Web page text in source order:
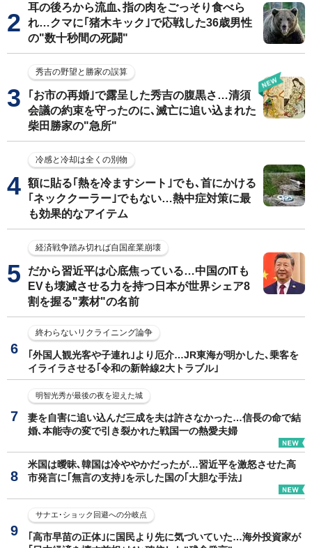
耳の後ろから流血､指の肉をごっそり食べら
れ…クマに｢猪木キック｣で応戦した36歳男性
の"数十秒間の死闘"
秀吉の野望と勝家の誤算
｢お市の再婚｣で露呈した秀吉の腹黒さ…清須
会議の約束を守ったのに､滅亡に追い込まれた
柴田勝家の"急所"
冷感と冷却は全くの別物
額に貼る｢熱を冷ますシート｣でも､首にかける
｢ネッククーラー｣でもない…熱中症対策に最
も効果的なアイテム
経済戦争踏み切れば自国産業崩壊
だから習近平は心底焦っている…中国のITも
EVも壊滅させる力を持つ日本が世界シェア8
割を握る"素材"の名前
終わらないリクライニング論争
｢外国人観光客や子連れ｣より厄介…JR東海が明かした､乗客を
イライラさせる｢令和の新幹線2大トラブル｣
明智光秀が最後の夜を迎えた城
妻を自害に追い込んだ三成を夫は許さなかった…信長の命で結
婚､本能寺の変で引き裂かれた戦国一の熱愛夫婦
米国は曖昧､韓国は冷ややかだったが…習近平を激怒させた高
市発言に｢無言の支持｣を示した国の｢大胆な手法｣
サナエ･ショック回避への分岐点
｢高市早苗の正体｣に国民より先に気づいていた…海外投資家が